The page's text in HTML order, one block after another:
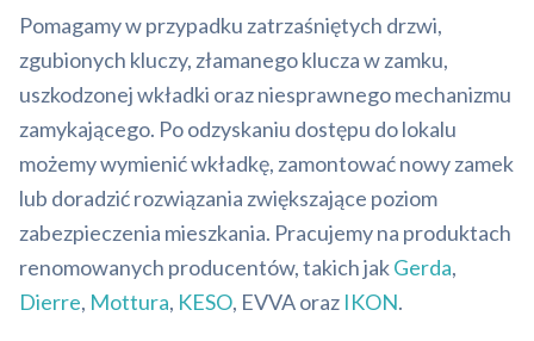
Pomagamy w przypadku zatrzaśniętych drzwi,
zgubionych kluczy, złamanego klucza w zamku,
uszkodzonej wkładki oraz niesprawnego mechanizmu
zamykającego. Po odzyskaniu dostępu do lokalu
możemy wymienić wkładkę, zamontować nowy zamek
lub doradzić rozwiązania zwiększające poziom
zabezpieczenia mieszkania. Pracujemy na produktach
renomowanych producentów, takich jakGerda,
Dierre, Mottura, KESO, EVVA oraz IKON.